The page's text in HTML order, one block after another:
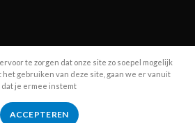
R.A. Telecom 2024
te zorgen dat onze site zo soepel mogelijk
het gebruiken van deze site, gaan we er vanuit
dat je ermee instemt
ACCEPTEREN